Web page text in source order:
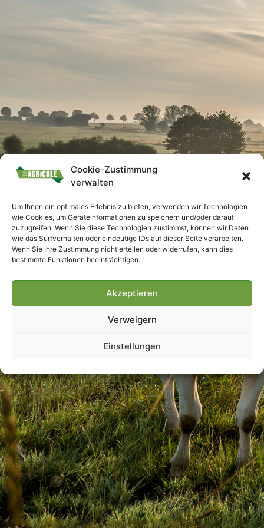
Cookie-Zustimmung
verwalten
Um Ihnen ein optimales Erlebnis zu bieten, verwenden wir Technologien
wie Cookies, um Geräteinformationen zu speichern und/oder darauf
zuzugreifen. Wenn Sie diese Technologien zustimmst, können wir Daten
wie das Surfverhalten oder eindeutige IDs auf dieser Seite verarbeiten.
Wenn Sie Ihre Zustimmung nicht erteilen oder widerrufen, kann dies
bestimmte Funktionen beeinträchtigen.
Akzeptieren
Verweigern
Einstellungen
Villmools Merci! Bis nächst
Joer!